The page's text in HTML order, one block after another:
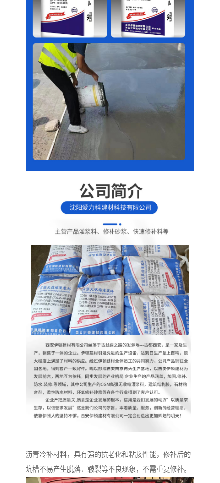
沥青冷补材料，具有强的抗老化和粘接性能，修补后的
坑槽不易产生脱落，皲裂等不良现象，不需重复修补。